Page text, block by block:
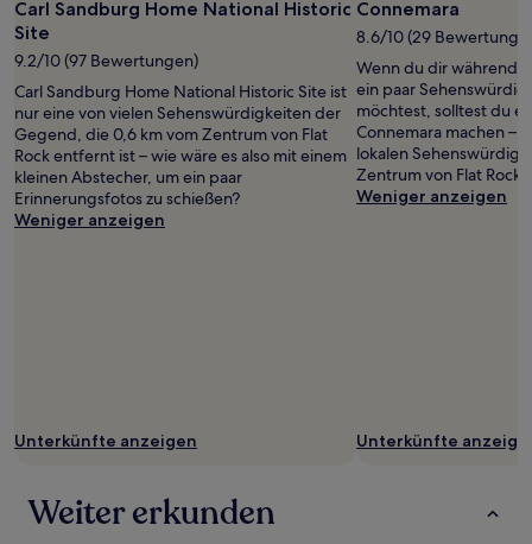
Es
können
zusätzliche
Bedingungen
gelten.
Foto
von
Ann
Sair
Carl Sandburg Home National Historic
Site
9.2/10 (97 Bewertungen)
Carl Sandburg Home National Historic Site ist
nur eine von vielen Sehenswürdigkeiten der
Gegend, die 0,6 km vom Zentrum von Flat
Rock entfernt ist – wie wäre es also mit einem
kleinen Abstecher, um ein paar
Erinnerungsfotos zu schießen?
Weniger anzeigen
Unterkünfte anzeigen
Connemara
8.6/10 (29
Wenn du dir während
ein paar
möchtest, solltest du
Connemara machen –
lokalen
Zentrum von Flat Rock
Weniger anzeigen
Unterkünfte
Weiter erkunden